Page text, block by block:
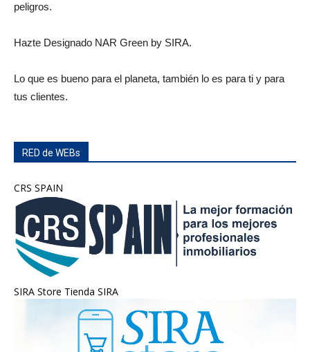
peligros.
Hazte Designado NAR Green by SIRA.
Lo que es bueno para el planeta, también lo es para ti y para
tus clientes.
RED de WEBs
CRS SPAIN
SIRA Store Tienda SIRA